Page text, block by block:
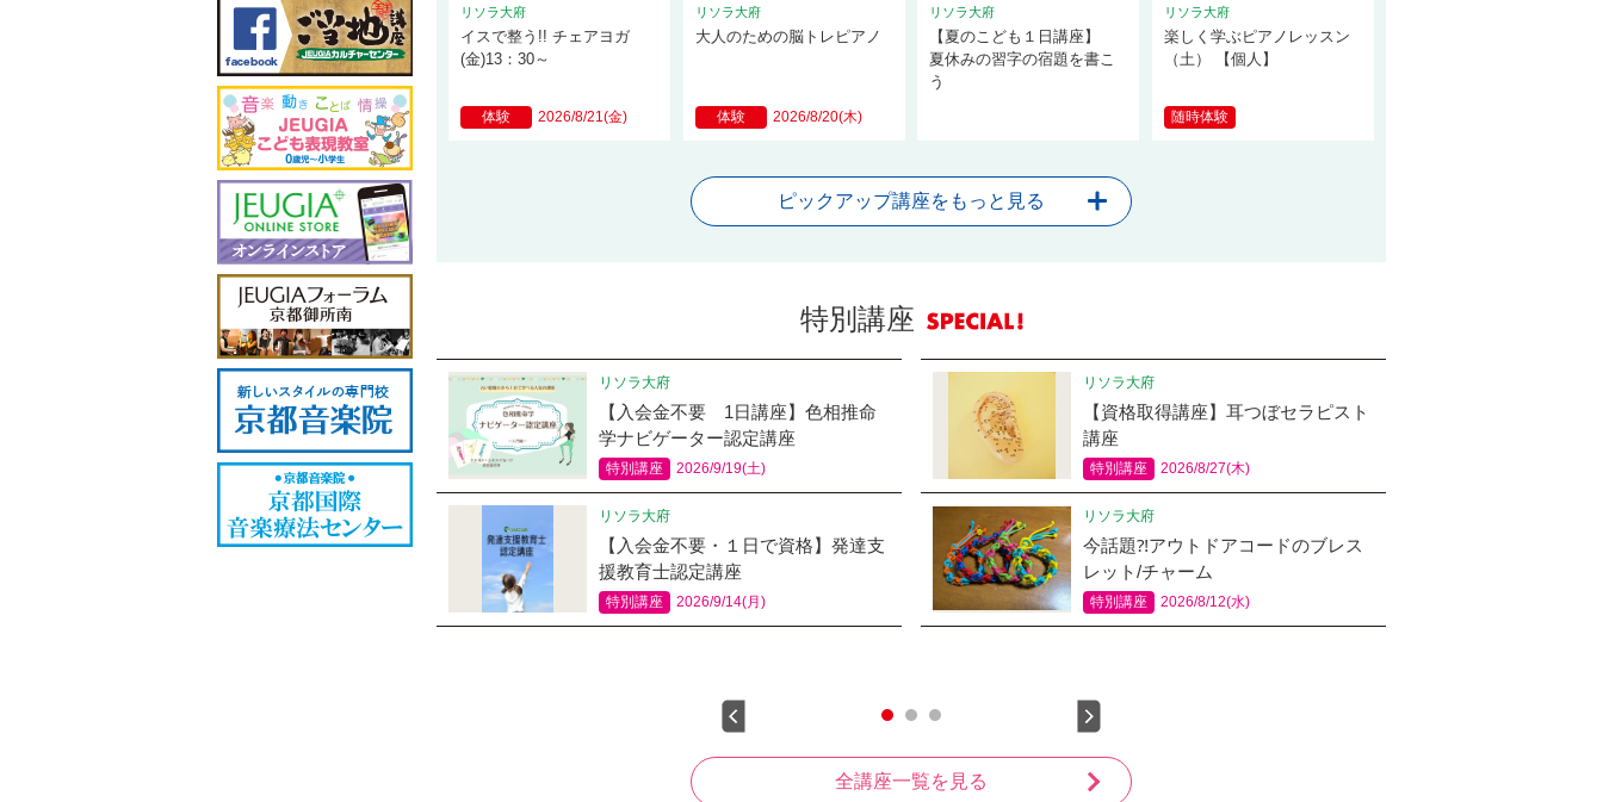
リソラ大府
イスで整う!! チェアヨガ
(金)13：30～
体験 2026/8/21(金)
リソラ大府
大人のための脳トレピアノ
体験 2026/8/20(木)
リソラ大府
【夏のこども１日講座】
夏休みの習字の宿題を書こ
う
リソラ大府
楽しく学ぶピアノレッスン
（土） 【個人】
随時体験
ピックアップ講座をもっと見る
特別講座
リソラ大府
【入会金不要 1日講座】色相推命
学ナビゲーター認定講座
特別講座 2026/9/19(土)
リソラ大府
【資格取得講座】耳つぼセラピスト
講座
特別講座 2026/8/27(木)
リソラ大府
【入会金不要・１日で資格】発達支
援教育士認定講座
特別講座 2026/9/14(月)
リソラ大府
今話題⁈アウトドアコードのブレス
レット/チャーム
特別講座 2026/8/12(水)
全講座一覧を見る